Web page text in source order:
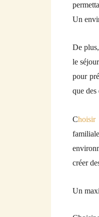
permet
Un
De
le
pour
que des
Choisir
créer
Un